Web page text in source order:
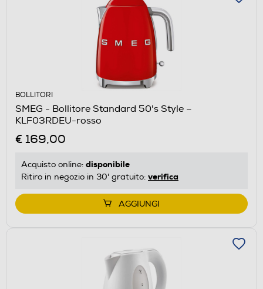
BOLLITORI
SMEG - Bollitore Standard 50's Style –
KLF03RDEU-rosso
€ 169,00
Acquisto online: disponibile
Ritiro in negozio in 30' gratuito: verifica
AGGIUNGI